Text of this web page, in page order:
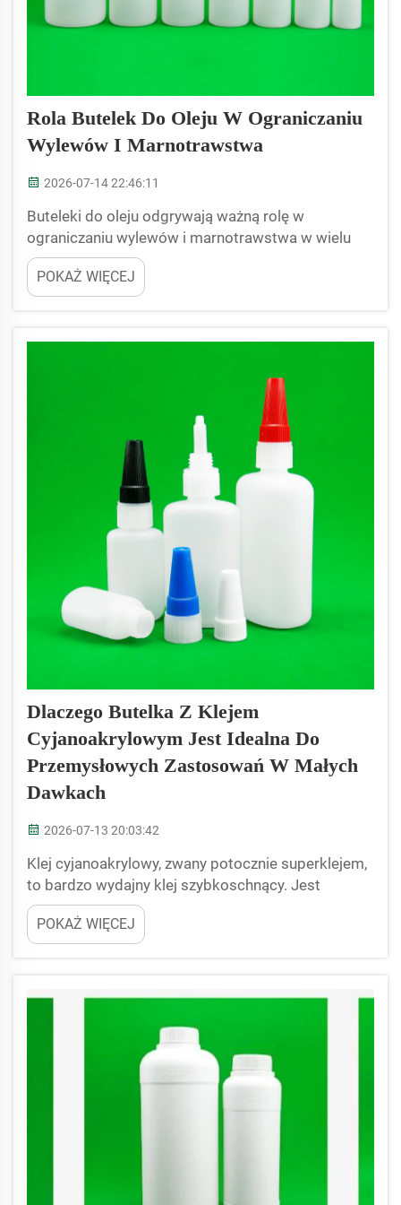
Rola Butelek Do Oleju W Ograniczaniu
Wylewów I Marnotrawstwa
2026-07-14 22:46:11
Buteleki do oleju odgrywają ważną rolę w
ograniczaniu wylewów i marnotrawstwa w wielu
przedsiębiorstwach. Pomagają utrzymać czyste i
bezpieczne miejsce pracy, a także oszczędzają
pieniądze. Gdy olej się wylewa, powstaje bałagan
Dzięki odpowiednim butelkom do oleju firmy...
POKAŻ WIĘCEJ
Dlaczego Butelka Z Klejem
Cyjanoakrylowym Jest Idealna Do
Przemysłowych Zastosowań W Małych
Dawkach
2026-07-13 20:03:42
Klej cyjanoakrylowy, zwany potocznie superklejem,
to bardzo wydajny klej szybkoschnący. Jest
szczególnie przydatny w wielu przemysłowych
zastosowaniach wymagających małych dawek.
Butelki JB BOTTLE z klejem cyjanoakrylowym są
stosowanie...
POKAŻ WIĘCEJ